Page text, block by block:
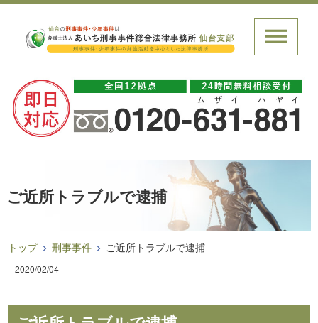
ご近所トラブルで逮捕
トップ 刑事事件 ご近所トラブルで逮捕
2020/02/04